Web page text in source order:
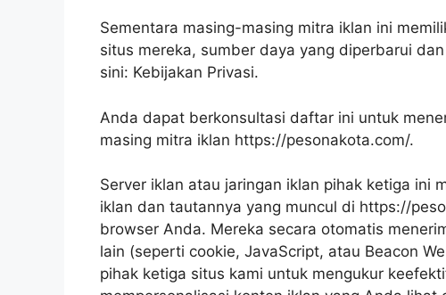
Sementara masing-masing mitra iklan ini
situs mereka, sumber daya yang diperbarui
sini: Kebijakan Privasi.
Anda dapat berkonsultasi daftar ini untuk
masing mitra iklan https://pesonakota.com/.
Server iklan atau jaringan iklan pihak ketiga ini
iklan dan tautannya yang muncul di https://
browser Anda. Mereka secara otomatis
lain (seperti cookie, JavaScript, atau Beacon
pihak ketiga situs kami untuk mengukur